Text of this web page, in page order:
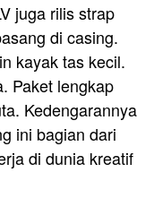
juga rilis strap
di casing.
kayak tas kecil.
Paket lengkap
Kedengarannya
ini bagian dari
di dunia kreatif